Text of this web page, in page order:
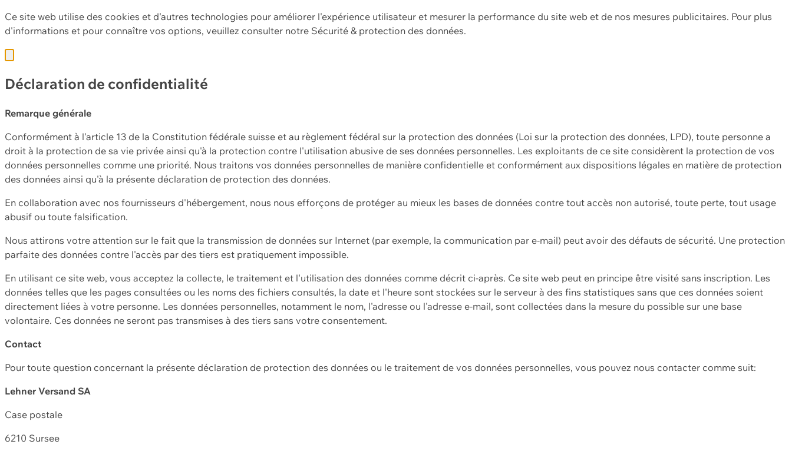
Ce site web utilise des cookies et d'autres technologies pour améliorer l'expérience utilisateur et mesurer la performance du site web et de nos mesures publicitaires. Pour plus
d'informations et pour connaître vos options, veuillez consulter notre Sécurité & protection des données.
Déclaration de confidentialité
Remarque générale
Conformément à l'article 13 de la Constitution fédérale suisse et au règlement fédéral sur la protection des données (Loi sur la protection des données, LPD), toute personne a
droit à la protection de sa vie privée ainsi qu'à la protection contre l'utilisation abusive de ses données personnelles. Les exploitants de ce site considèrent la protection de vos
données personnelles comme une priorité. Nous traitons vos données personnelles de manière confidentielle et conformément aux dispositions légales en matière de protection
des données ainsi qu'à la présente déclaration de protection des données.
En collaboration avec nos fournisseurs d'hébergement, nous nous efforçons de protéger au mieux les bases de données contre tout accès non autorisé, toute perte, tout usage
abusif ou toute falsification.
Nous attirons votre attention sur le fait que la transmission de données sur Internet (par exemple, la communication par e-mail) peut avoir des défauts de sécurité. Une protection
parfaite des données contre l'accès par des tiers est pratiquement impossible.
En utilisant ce site web, vous acceptez la collecte, le traitement et l'utilisation des données comme décrit ci-après. Ce site web peut en principe être visité sans inscription. Les
données telles que les pages consultées ou les noms des fichiers consultés, la date et l'heure sont stockées sur le serveur à des fins statistiques sans que ces données soient
directement liées à votre personne. Les données personnelles, notamment le nom, l'adresse ou l'adresse e-mail, sont collectées dans la mesure du possible sur une base
volontaire. Ces données ne seront pas transmises à des tiers sans votre consentement.
Contact
Pour toute question concernant la présente déclaration de protection des données ou le traitement de vos données personnelles, vous pouvez nous contacter comme suit:
Lehner Versand SA
Case postale
6210 Sursee